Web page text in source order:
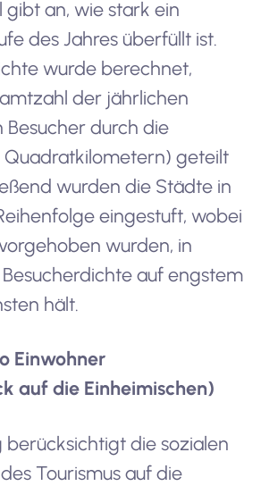
gibt an, wie stark ein
des Jahres überfüllt ist.
wurde berechnet,
der jährlichen
durch die
geteilt
wurden die Städte in
eingestuft, wobei
wurden, in
auf engstem
hält.
Einwohner
auf die Einheimischen)
berücksichtigt die sozialen
Tourismus auf die